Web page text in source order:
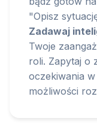
"Opisz
Zadawaj
Twoje
roli. Zapytaj o
oczekiwania
możliwości